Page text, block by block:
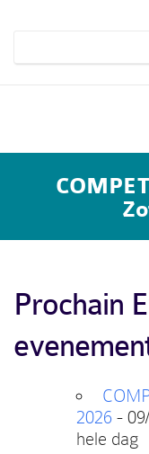
Prochain
2026 -
hele dag